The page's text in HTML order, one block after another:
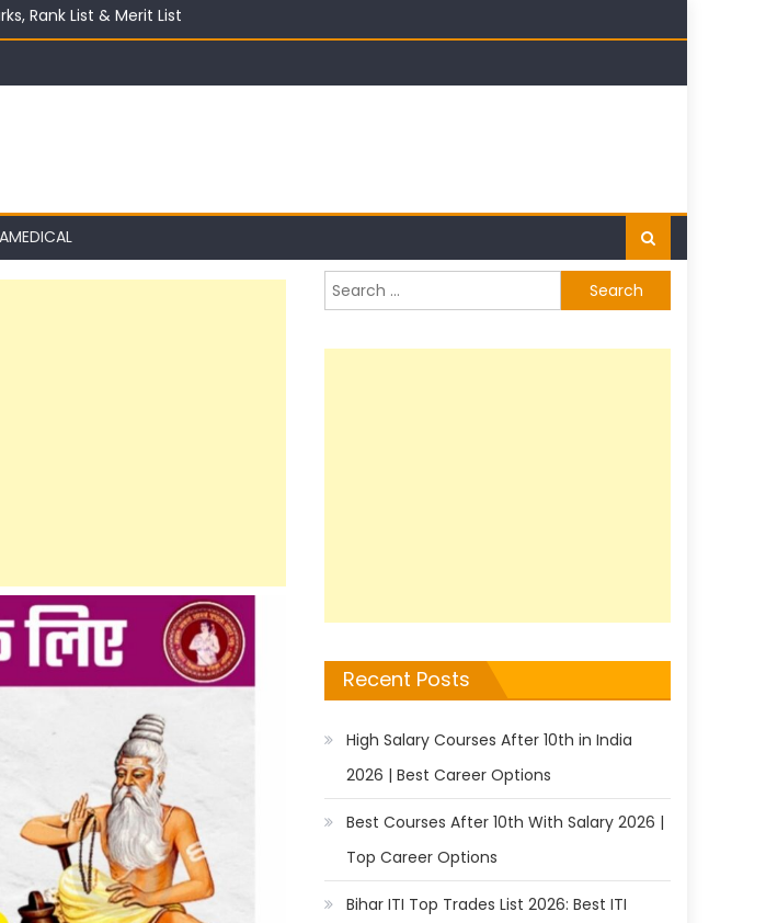
Options
Search
for:
Recent Posts
High Salary Courses After 10th in India
2026 | Best Career Options
Best Courses After 10th With Salary 2026 |
Top Career Options
Bihar ITI Top Trades List 2026: Best ITI